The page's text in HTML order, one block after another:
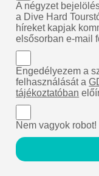
A négyzet
a Dive Hard
híreket kapjak
elsősorban e-mail
Engedélyezem a
felhasználását a
tájékoztatóban
Nem vagyok robot!